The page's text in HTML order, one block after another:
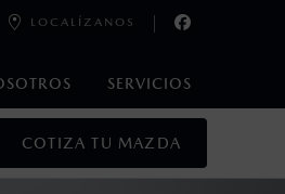
SERVICIOS
LOCALÍZANOS
COTIZA TU MAZDA
Mexicanos, incluyen: I.V.A., e